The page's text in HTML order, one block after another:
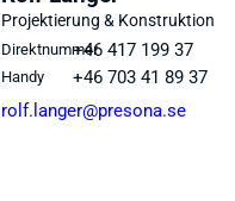
Projektierung & Konstruktion
Direktnummer+46 417 199 37
Handy
+46 703 41 89 37
rolf.langer@presona.se